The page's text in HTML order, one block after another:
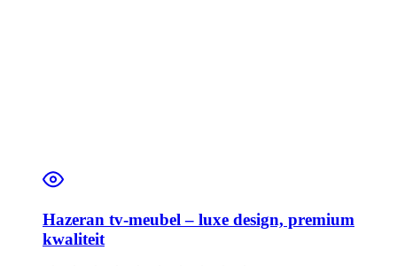
Hazeran tv-meubel – luxe design, premium
kwaliteit